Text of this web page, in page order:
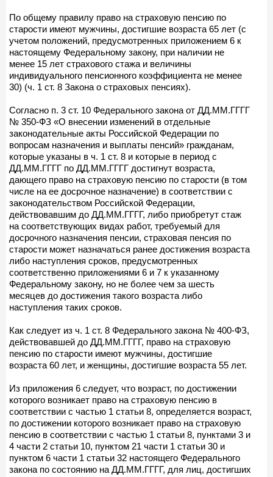
По общему правилу право на страховую пенсию по
старости имеют мужчины, достигшие возраста 65 лет (с
учетом положений, предусмотренных приложением 6 к
настоящему Федеральному закону, при наличии не
менее 15 лет страхового стажа и величины
индивидуального пенсионного коэффициента не менее
30) (ч. 1 ст. 8 Закона о страховых пенсиях).
Согласно п. 3 ст. 10 Федерального закона от ДД.ММ.ГГГГ
№ 350-ФЗ «О внесении изменений в отдельные
законодательные акты Российской Федерации по
вопросам назначения и выплаты пенсий» гражданам,
которые указаны в ч. 1 ст. 8 и которые в период с
ДД.ММ.ГГГГ по ДД.ММ.ГГГГ достигнут возраста,
дающего право на страховую пенсию по старости (в том
числе на ее досрочное назначение) в соответствии с
законодательством Российской Федерации,
действовавшим до ДД.ММ.ГГГГ, либо приобретут стаж
на соответствующих видах работ, требуемый для
досрочного назначения пенсии, страховая пенсия по
старости может назначаться ранее достижения возраста
либо наступления сроков, предусмотренных
соответственно приложениями 6 и 7 к указанному
Федеральному закону, но не более чем за шесть
месяцев до достижения такого возраста либо
наступления таких сроков.
Как следует из ч. 1 ст. 8 Федерального закона № 400-ФЗ,
действовавшей до ДД.ММ.ГГГГ, право на страховую
пенсию по старости имеют мужчины, достигшие
возраста 60 лет, и женщины, достигшие возраста 55 лет.
Из приложения 6 следует, что возраст, по достижении
которого возникает право на страховую пенсию в
соответствии с частью 1 статьи 8, определяется возраст,
по достижении которого возникает право на страховую
пенсию в соответствии с частью 1 статьи 8, пунктами 3 и
4 части 2 статьи 10, пунктом 21 части 1 статьи 30 и
пунктом 6 части 1 статьи 32 настоящего Федерального
закона по состоянию на ДД.ММ.ГГГГ, для лиц, достигших